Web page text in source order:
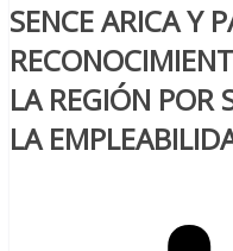
SENCE ARICA Y
LA REGIÓN POR
LA